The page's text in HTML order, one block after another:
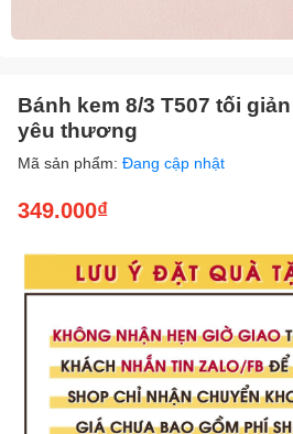
Bánh kem 8/3 T507 tối
yêu thương
Mã sản phẩm: Đang cập nhật
349.000₫